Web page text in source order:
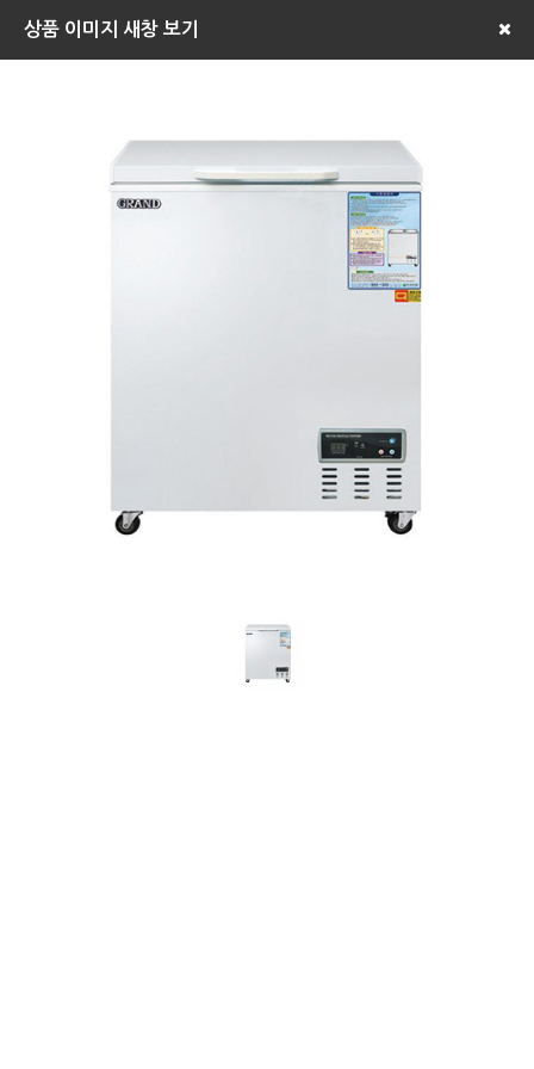
상품 이미지 새창 보기